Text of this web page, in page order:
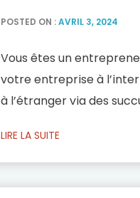
POSTED ON :AVRIL 3, 2024
Vous êtes un
votre entreprise à
à l’étranger via des
habitudes de
LIRE LA SUITE